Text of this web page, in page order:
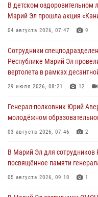
07 августа 2026, 06:25 8
Команда «Росгвардия»
07 августа 2026, 05:43 10
Представитель
по Республике Марий Эл
06 августа 2026, 09:37 10
В Марий Эл сотрудники ЛРР
06 августа 2026, 08:00
В Марий Эл сотрудники
В детском оздоровительном
Марий Эл прошла акция
04 августа 2026, 07:47 9
Сотрудники
Республике Марий Эл
вертолета в рамках
29 июля 2026, 08:21 12
Генерал-полковник Юрий
молодёжном
03 августа 2026, 07:46 2
В Марий Эл для сотрудников
посвящённое памяти
05 августа 2026, 09:10 1